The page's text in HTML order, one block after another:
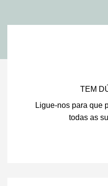
TEM
Ligue-nos para que
todas as